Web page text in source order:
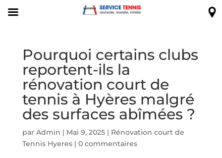
Pourquoi certains clubs
reportent-ils la
rénovation court de
tennis à Hyères malgré
des surfaces abîmées ?
par Admin | Mai 9, 2025| Rénovation court de
Tennis Hyeres| 0 commentaires